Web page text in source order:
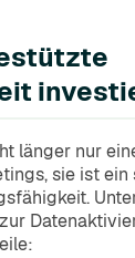
länger nur
sie ist